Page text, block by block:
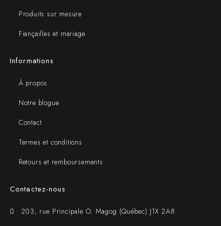
Produits sur mesure
Fiançailles et mariage
Informations
À propos
Notre blogue
Contact
Termes et conditions
Retours et remboursements
Contactez-nous
203, rue Principale O. Magog (Québec) J1X 2A8